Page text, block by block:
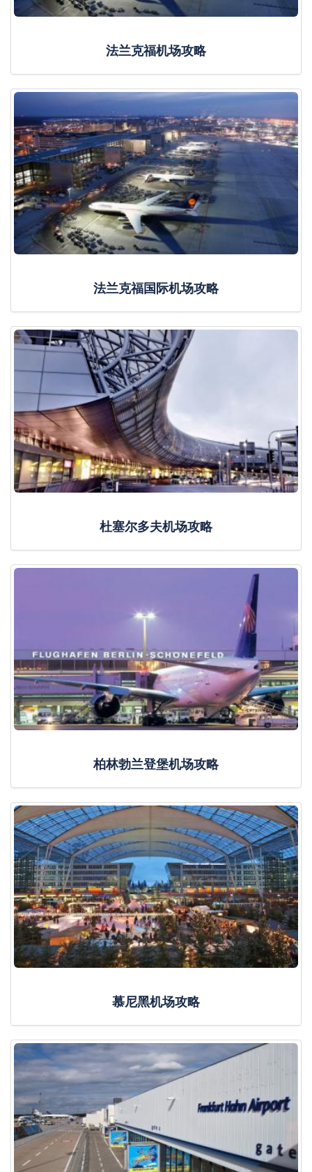
法兰克福机场攻略
法兰克福国际机场攻略
杜塞尔多夫机场攻略
柏林勃兰登堡机场攻略
慕尼黑机场攻略